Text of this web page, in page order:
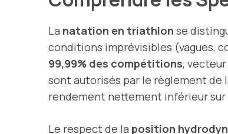
La natation en triathlon se
conditions imprévisibles (vagues,
99,99% des compétitions, vecteur
sont autorisés par le règlement de
rendement nettement inférieur sur
Le respect de la position